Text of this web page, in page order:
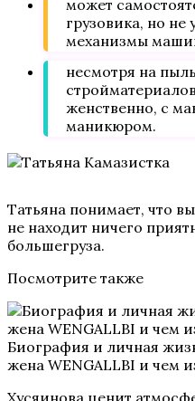
может
грузовика, но не
механизмы
несмотря на
женственно, с
маникюром.
Татьяна понимает, что
не находит ничего
большегруза.
Посмотрите также
Биография и личная
жена WENGALLBI и чем
Хусяинова ценит